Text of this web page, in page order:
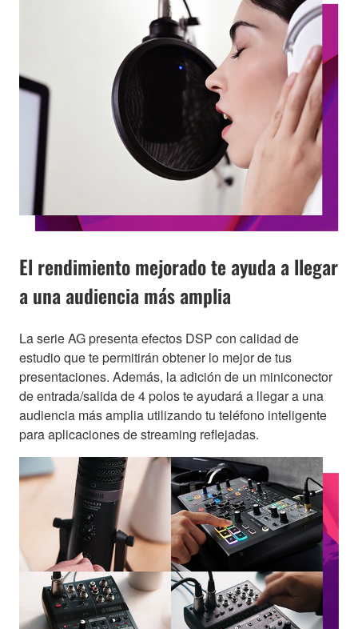
El rendimiento mejorado te ayuda a llegar
a una audiencia más amplia
La serie AG presenta efectos DSP con calidad de
estudio que te permitirán obtener lo mejor de tus
presentaciones. Además, la adición de un miniconector
de entrada/salida de 4 polos te ayudará a llegar a una
audiencia más amplia utilizando tu teléfono inteligente
para aplicaciones de streaming reflejadas.